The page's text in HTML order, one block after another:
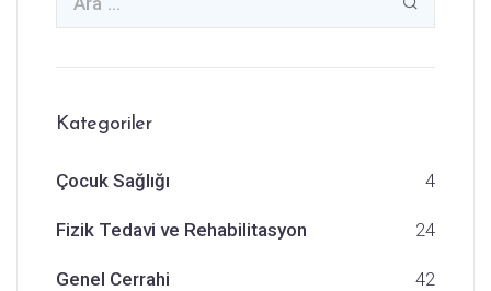
Kategoriler
Çocuk Sağlığı 4
Fizik Tedavi ve Rehabilitasyon 24
Genel Cerrahi 42